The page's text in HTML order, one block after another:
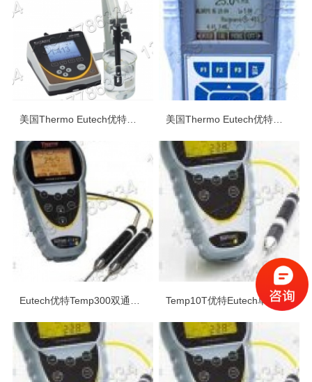
美国Thermo Eutech优特便携式台式电导率/TDS/盐度测量仪
Temp10T优特Eutech单通道热电偶温度计